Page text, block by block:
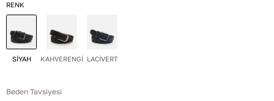
RENK
SİYAH KAHVERENGİ LACİVERT
Beden Tavsiyesi